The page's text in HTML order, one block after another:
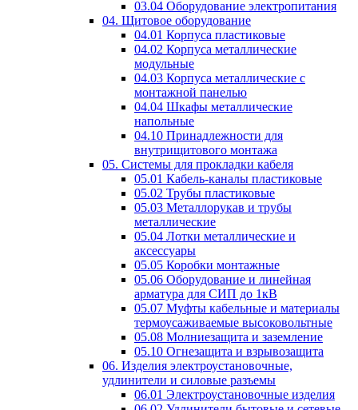
03.04 Оборудование электропитания
04. Щитовое оборудование
04.01 Корпуса пластиковые
04.02 Корпуса металлические
модульные
04.03 Корпуса металлические с
монтажной панелью
04.04 Шкафы металлические
напольные
04.10 Принадлежности для
внутрищитового монтажа
05. Системы для прокладки кабеля
05.01 Кабель-каналы пластиковые
05.02 Трубы пластиковые
05.03 Металлорукав и трубы
металлические
05.04 Лотки металлические и
аксессуары
05.05 Коробки монтажные
05.06 Оборудование и линейная
арматура для СИП до 1кВ
05.07 Муфты кабельные и материалы
термоусаживаемые высоковольтные
05.08 Молниезащита и заземление
05.10 Огнезащита и взрывозащита
06. Изделия электроустановочные,
удлинители и силовые разъемы
06.01 Электроустановочные изделия